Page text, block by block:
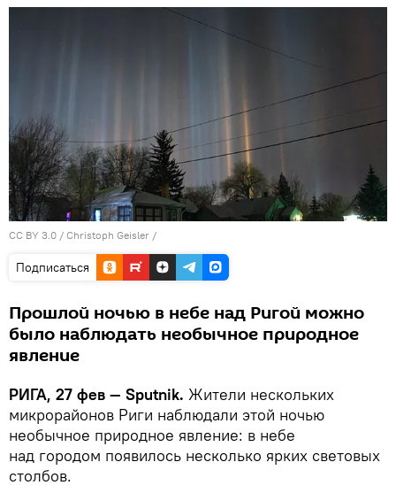
CC BY 3.0 / Christoph Geisler /
Подписаться
Прошлой ночью в небе над Ригой можно
было наблюдать необычное природное
явление
РИГА, 27 фев — Sputnik. Жители нескольких
микрорайонов Риги наблюдали этой ночью
необычное природное явление: в небе
над городом появилось несколько ярких световых
столбов.